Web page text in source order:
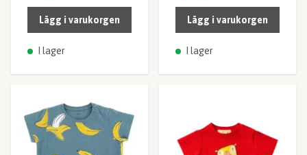
Lägg i varukorgen
I lager
Lägg i varukorgen
I lager